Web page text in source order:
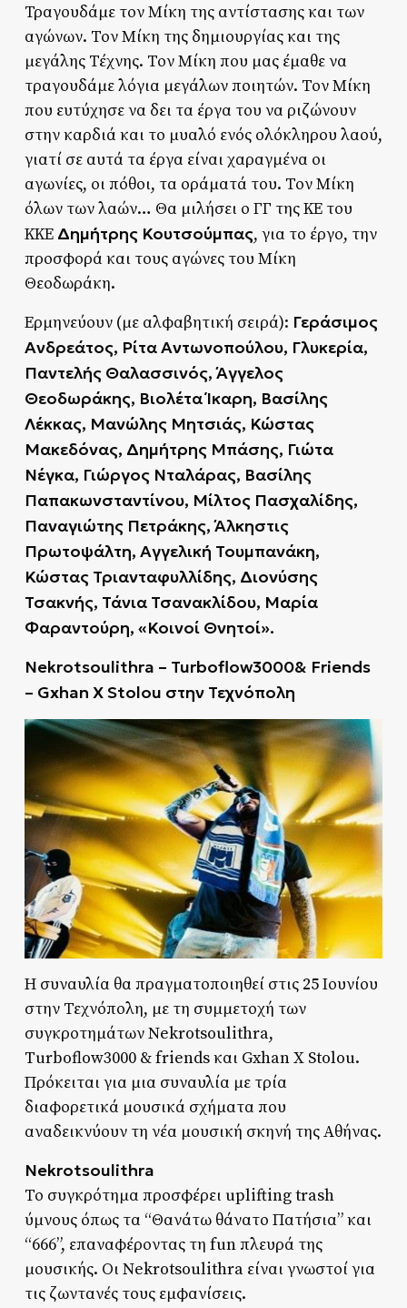
Τραγουδάμε τον Μίκη της αντίστασης και των
αγώνων. Τον Μίκη της δημιουργίας και της
μεγάλης Τέχνης. Τον Μίκη που μας έμαθε να
τραγουδάμε λόγια μεγάλων ποιητών. Τον Μίκη
που ευτύχησε να δει τα έργα του να ριζώνουν
στην καρδιά και το μυαλό ενός ολόκληρου λαού,
γιατί σε αυτά τα έργα είναι χαραγμένα οι
αγωνίες, οι πόθοι, τα οράματά του. Τον Μίκη
όλων των λαών… Θα μιλήσει ο ΓΓ της ΚΕ του
ΚΚΕ Δημήτρης Κουτσούμπας, για το έργο, την
προσφορά και τους αγώνες του Μίκη
Θεοδωράκη.
Ερμηνεύουν (με αλφαβητική σειρά): Γεράσιμος
Ανδρεάτος, Ρίτα Αντωνοπούλου, Γλυκερία,
Παντελής Θαλασσινός, Άγγελος
Θεοδωράκης, Βιολέτα Ίκαρη, Βασίλης
Λέκκας, Μανώλης Μητσιάς, Κώστας
Μακεδόνας, Δημήτρης Μπάσης, Γιώτα
Νέγκα, Γιώργος Νταλάρας, Βασίλης
Παπακωνσταντίνου, Μίλτος Πασχαλίδης,
Παναγιώτης Πετράκης, Άλκηστις
Πρωτοψάλτη, Αγγελική Τουμπανάκη,
Κώστας Τριανταφυλλίδης, Διονύσης
Τσακνής, Τάνια Τσανακλίδου, Μαρία
Φαραντούρη, «Κοινοί Θνητοί».
Nekrotsoulithra – Turboflow3000& Friends
– Gxhan X Stolou στην Τεχνόπολη
Η συναυλία θα πραγματοποιηθεί στις 25 Ιουνίου
στην Τεχνόπολη, με τη συμμετοχή των
συγκροτημάτων Nekrotsoulithra,
Turboflow3000 & friends και Gxhan X Stolou.
Πρόκειται για μια συναυλία με τρία
διαφορετικά μουσικά σχήματα που
αναδεικνύουν τη νέα μουσική σκηνή της Αθήνας.
Nekrotsoulithra
Το συγκρότημα προσφέρει uplifting trash
ύμνους όπως τα “Θανάτω θάνατο Πατήσια” και
“666”, επαναφέροντας τη fun πλευρά της
μουσικής. Οι Nekrotsoulithra είναι γνωστοί για
τις ζωντανές τους εμφανίσεις.